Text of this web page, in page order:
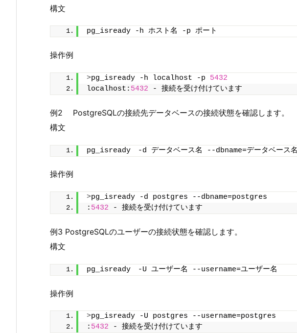
構文
pg_isready -h ホスト名 -p ポート
操作例
>pg_isready -h localhost -p 5432
localhost: 5432 - 接続を受け付けています
例2 PostgreSQLの接続先データベースの接続状態を確認します。
構文
pg_isready　-d データベース名 --dbname=データベース名
操作例
>pg_isready -d postgres --dbname=postgres
: 5432 - 接続を受け付けています
例3 PostgreSQLのユーザーの接続状態を確認します。
構文
pg_isready　-U ユーザー名 --username=ユーザー名
操作例
>pg_isready -U postgres --username=postgres
: 5432 - 接続を受け付けています